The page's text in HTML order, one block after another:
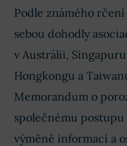
Podle známého rčení
sebou dohodly
v Austrálii,
Hongkongu a
Memorandum o
společnému postupu
výměně informací a